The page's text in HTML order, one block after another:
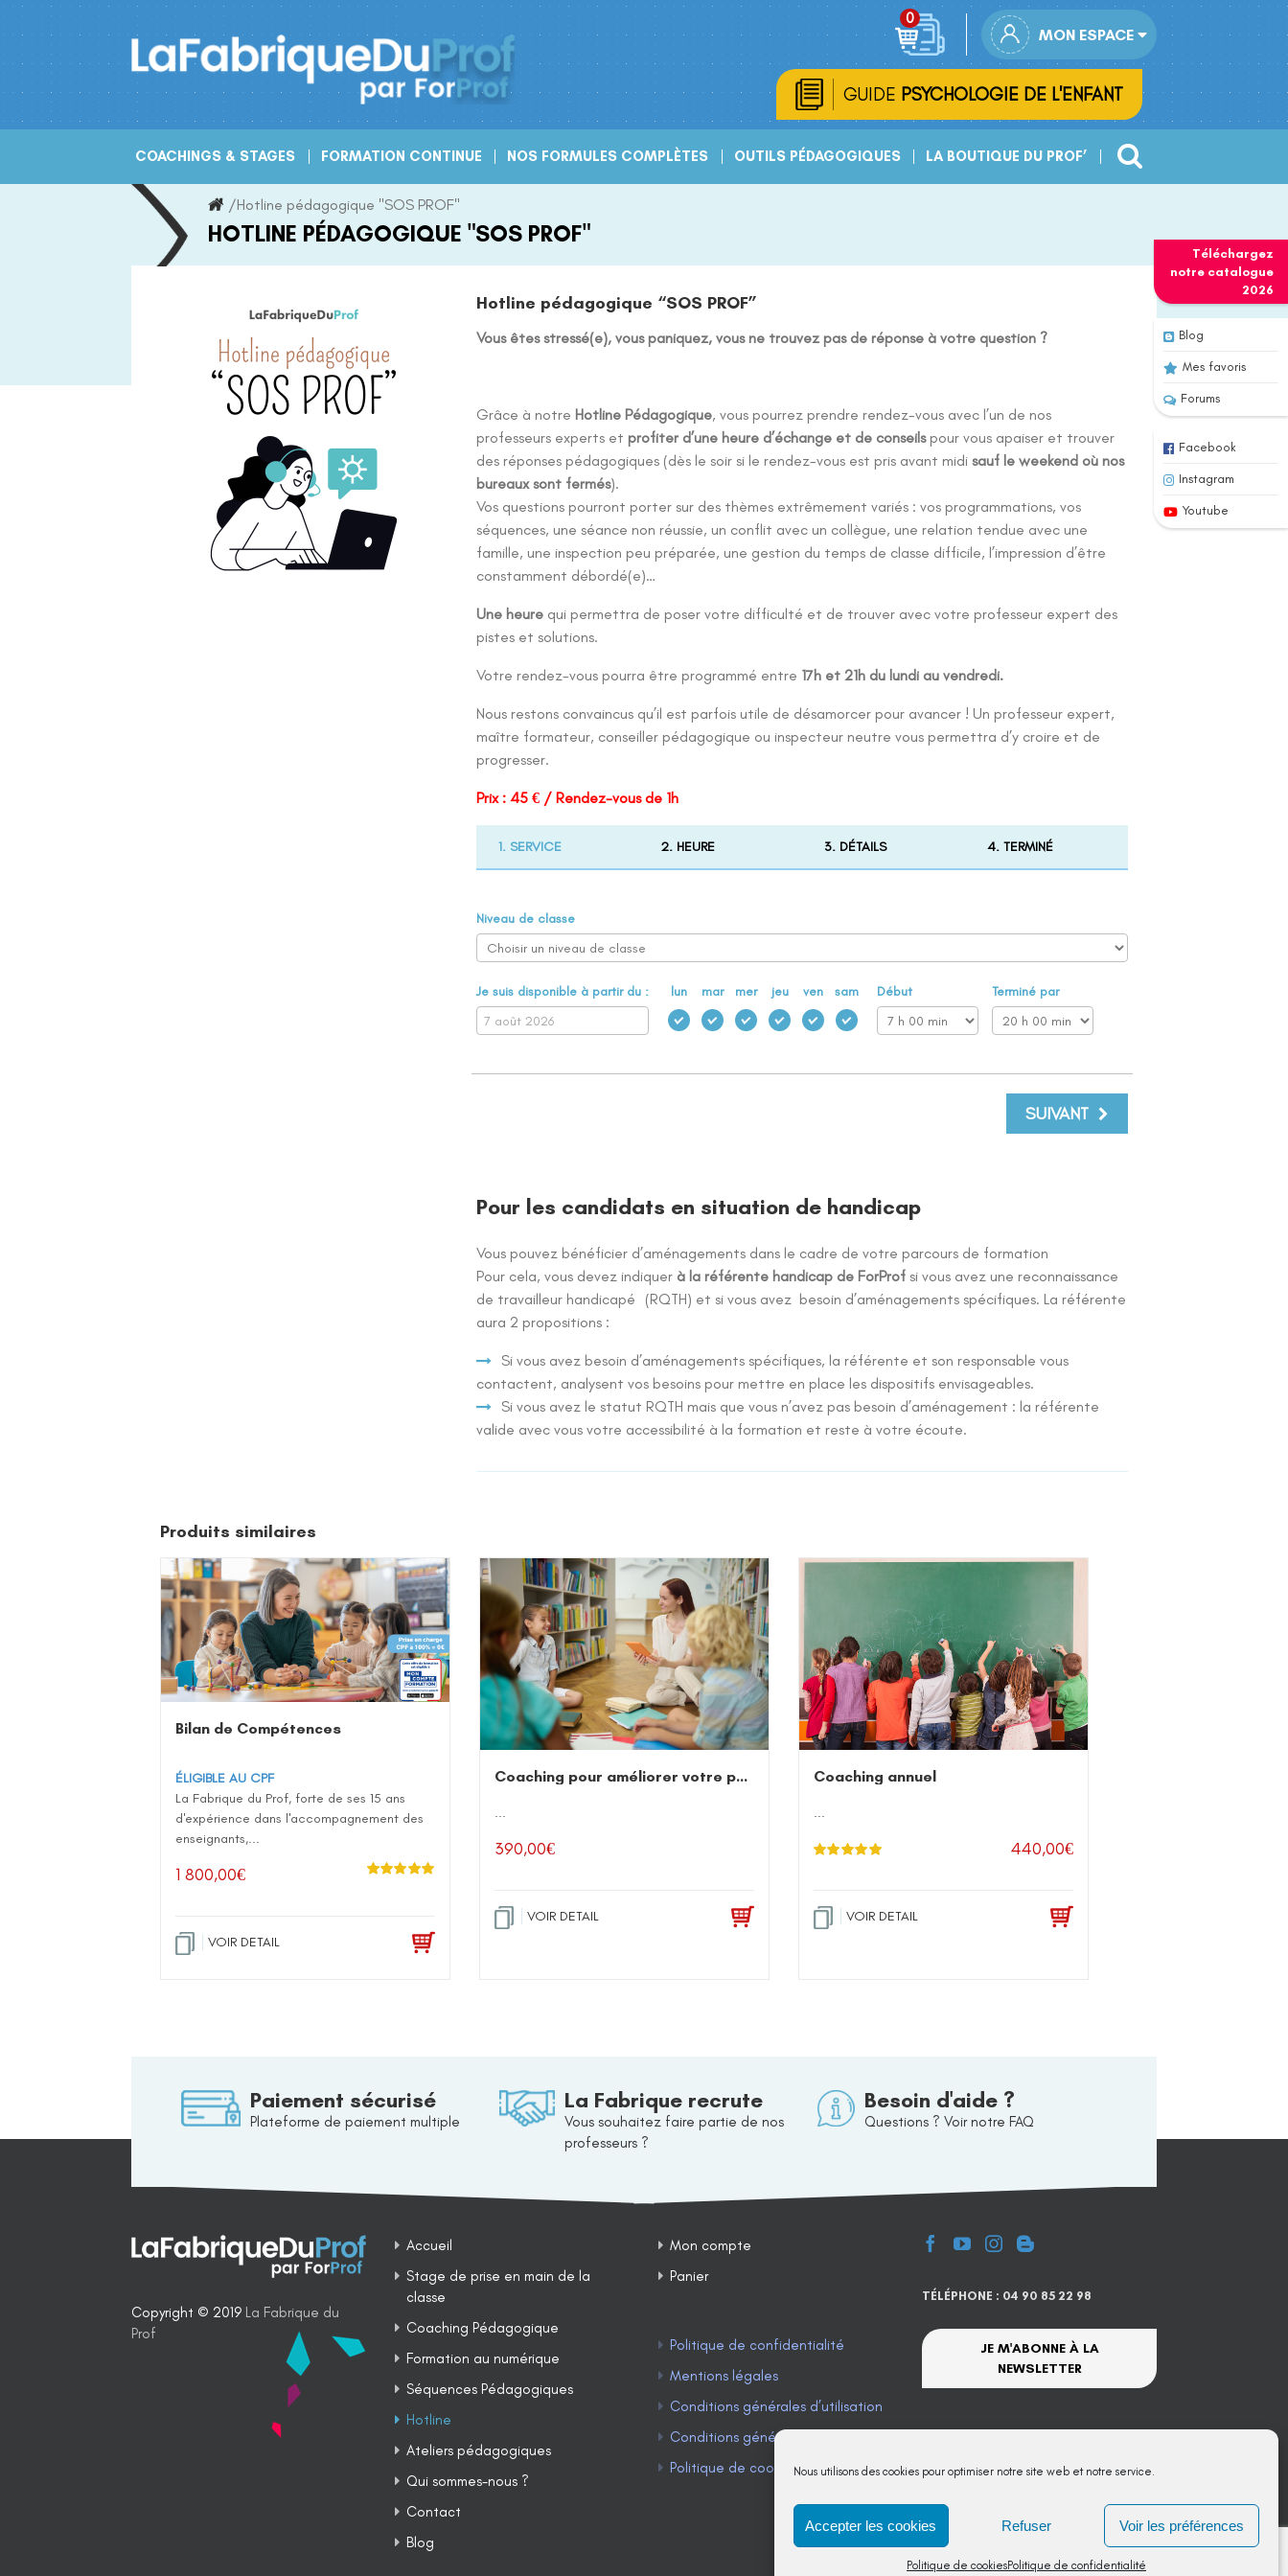
Nous utilisons des cookies pour optimiser notre site web et notre service.
Accepter les cookies Refuser Voir les préférences
Politique de cookiesPolitique de confidentialité
Téléchargez
notre catalogue
2026
Blog
Mes favoris
Forums
Facebook
Instagram
Youtube
Skip
to
MON ESPACE
GUIDE PSYCHOLOGIE DE L'ENFANT
COACHINGS & STAGES FORMATION CONTINUE NOS FORMULES COMPLÈTES OUTILS PÉDAGOGIQUES LA BOUTIQUE DU PROF’
/Hotline pédagogique "SOS PROF"
HOTLINE PÉDAGOGIQUE "SOS PROF"
Hotline pédagogique “SOS PROF”
Vous êtes stressé(e), vous paniquez, vous ne trouvez pas de réponse à votre question ?
Grâce à notre Hotline Pédagogique, vous pourrez prendre rendez-vous avec l’un de nos
professeurs experts et profiter d’une heure d’échange et de conseilspour vous apaiser et trouver
des réponses pédagogiques (dès le soir si le rendez-vous est pris avant midi sauf le weekend où nos
bureaux sont fermés).
Vos questions pourront porter sur des thèmes extrêmement variés : vos programmations, vos
séquences, une séance non réussie, un conflit avec un collègue, une relation tendue avec une
famille, une inspection peu préparée, une gestion du temps de classe difficile, l’impression d’être
constamment débordé(e)…
Une heure qui permettra de poser votre difficulté et de trouver avec votre professeur expert des
pistes et solutions.
Votre rendez-vous pourra être programmé entre 17h et 21h du lundi au vendredi.
Nous restons convaincus qu’il est parfois utile de désamorcer pour avancer ! Un professeur expert,
maître formateur, conseiller pédagogique ou inspecteur neutre vous permettra d’y croire et de
progresser.
Prix : 45 € / Rendez-vous de 1h
1. SERVICE 2. HEURE 3. DÉTAILS 4. TERMINÉ
Niveau de classe
Je suis disponible à partir du : lun mar mer jeu ven sam Début Terminé par
SUIVANT
Pour les candidats en situation de handicap
Vous pouvez bénéficier d’aménagements dans le cadre de votre parcours de formation
Pour cela, vous devez indiquer à la référente handicap de ForProf si vous avez une reconnaissance
de travailleur handicapé (RQTH) et si vous avez besoin d’aménagements spécifiques. La référente
aura 2 propositions :
Si vous avez besoin d’aménagements spécifiques, la référente et son responsable vous
contactent, analysent vos besoins pour mettre en place les dispositifs envisageables.
Si vous avez le statut RQTH mais que vous n’avez pas besoin d’aménagement : la référente
valide avec vous votre accessibilité à la formation et reste à votre écoute.
Produits similaires
Bilan de Compétences
ÉLIGIBLE AU CPF
La Fabrique du Prof, forte de ses 15 ans
d'expérience dans l'accompagnement des
enseignants,...
1 800,00€
VOIR DETAIL
Coaching pour améliorer votre posture orale
...
390,00€
VOIR DETAIL
Coaching annuel
...
440,00€
VOIR DETAIL
Paiement sécurisé
Plateforme de paiement multiple
La Fabrique recrute
Vous souhaitez faire partie de nos
professeurs ?
Besoin d'aide ?
Questions ? Voir notre FAQ
Copyright © 2019 La Fabrique du
Prof
Accueil
Stage de prise en main de la
classe
Coaching Pédagogique
Formation au numérique
Séquences Pédagogiques
Hotline
Ateliers pédagogiques
Qui sommes-nous ?
Contact
Blog
Mon compte
Panier
Politique de confidentialité
Mentions légales
Conditions générales d’utilisation
Conditions générales de vente
Politique de cookies (UE)
TÉLÉPHONE : 04 90 85 22 98
JE M'ABONNE À LA
NEWSLETTER